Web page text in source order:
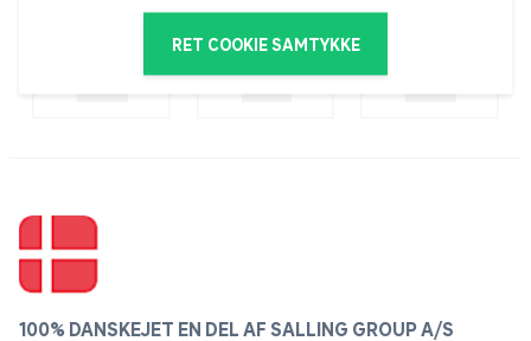
RET COOKIE SAMTYKKE
100% DANSKEJET EN DEL AF SALLING GROUP A/S